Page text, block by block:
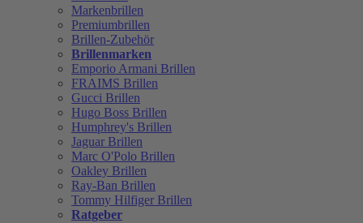
Markenbrillen
Premiumbrillen
Brillen-Zubehör
Brillenmarken
Emporio Armani Brillen
FRAIMS Brillen
Gucci Brillen
Hugo Boss Brillen
Humphrey's Brillen
Jaguar Brillen
Marc O'Polo Brillen
Oakley Brillen
Ray-Ban Brillen
Tommy Hilfiger Brillen
Ratgeber